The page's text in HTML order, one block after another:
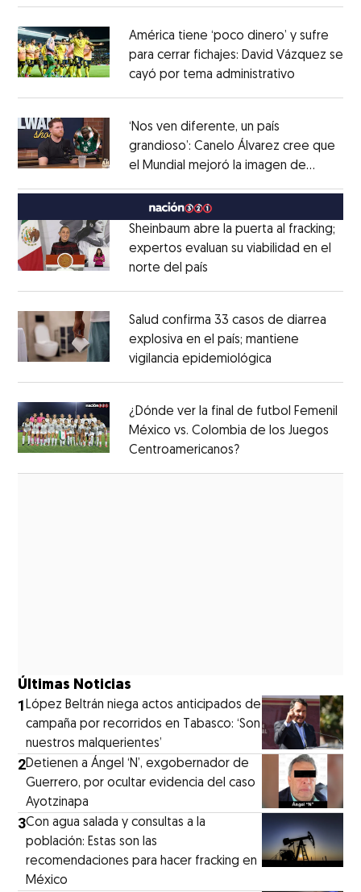
América tiene ‘poco dinero’ y sufre
para cerrar fichajes: David Vázquez se
cayó por tema administrativo
‘Nos ven diferente, un país
grandioso’: Canelo Álvarez cree que
el Mundial mejoró la imagen de
Sheinbaum abre la puerta al fracking;
expertos evaluan su viabilidad en el
norte del país
Salud confirma 33 casos de diarrea
explosiva en el país; mantiene
vigilancia epidemiológica
¿Dónde ver la final de futbol Femenil
México vs. Colombia de los Juegos
Centroamericanos?Opens in new
Últimas Noticias
1López Beltrán niega actos anticipados de
campaña por recorridos en Tabasco: ‘Son
nuestros malquerientes’
2Detienen a Ángel ‘N’, exgobernador de
Guerrero, por ocultar evidencia del caso
Ayotzinapa
3Con agua salada y consultas a la
población: Estas son las
recomendaciones para hacer fracking en
México